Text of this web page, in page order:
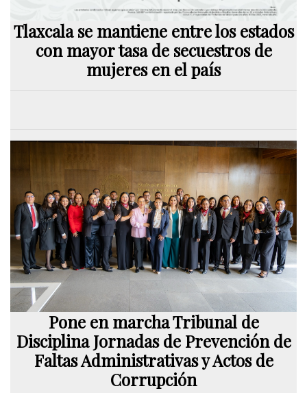
Tlaxcala se mantiene entre los estados
con mayor tasa de secuestros de
mujeres en el país
Pone en marcha Tribunal de
Disciplina Jornadas de Prevención de
Faltas Administrativas y Actos de
Corrupción